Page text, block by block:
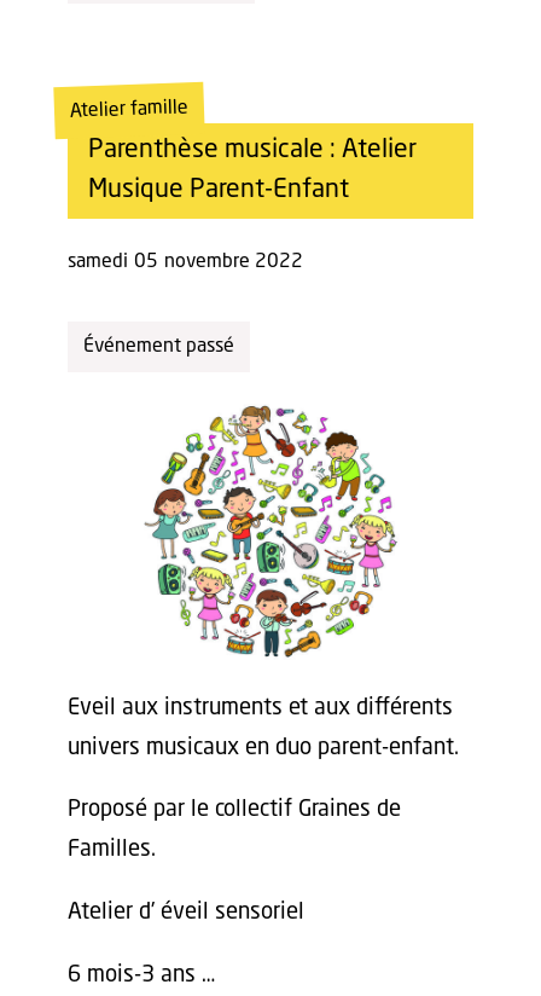
Parenthèse musicale : Atelier
Musique Parent-Enfant
Atelier famille
samedi 05 novembre 2022
Événement passé
Eveil aux instruments et aux différents
univers musicaux en duo parent-enfant.
Proposé par le collectif Graines de
Familles.
Atelier d’ éveil sensoriel
6 mois-3 ans …